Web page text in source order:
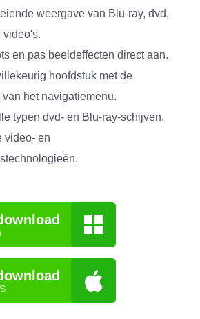
weergave van Blu-ray, dvd,
video's.
en pas beeldeffecten direct aan.
hoofdstuk met de
het navigatiemenu.
typen dvd- en Blu-ray-schijven.
video- en